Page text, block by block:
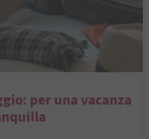
per una vacanza